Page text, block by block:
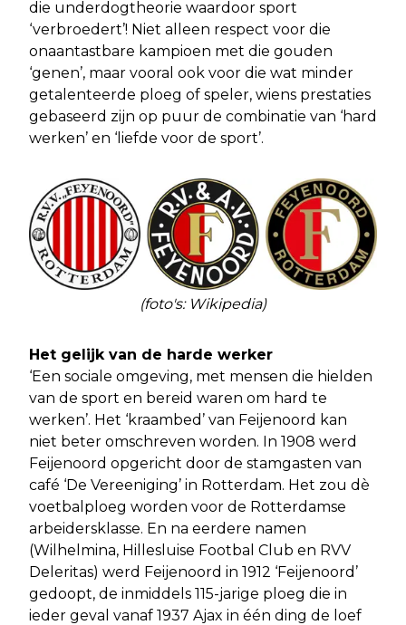
die underdogtheorie waardoor sport
‘verbroedert’! Niet alleen respect voor die
onaantastbare kampioen met die gouden
‘genen’, maar vooral ook voor die wat minder
getalenteerde ploeg of speler, wiens prestaties
gebaseerd zijn op puur de combinatie van ‘hard
werken’ en ‘liefde voor de sport’.
(foto's: Wikipedia)
Het gelijk van de harde werker
‘Een sociale omgeving, met mensen die hielden
van de sport en bereid waren om hard te
werken’. Het ‘kraambed’ van Feijenoord kan
niet beter omschreven worden. In 1908 werd
Feijenoord opgericht door de stamgasten van
café ‘De Vereeniging’ in Rotterdam. Het zou dè
voetbalploeg worden voor de Rotterdamse
arbeidersklasse. En na eerdere namen
(Wilhelmina, Hillesluise Footbal Club en RVV
Deleritas) werd Feijenoord in 1912 ‘Feijenoord’
gedoopt, de inmiddels 115-jarige ploeg die in
ieder geval vanaf 1937 Ajax in één ding de loef